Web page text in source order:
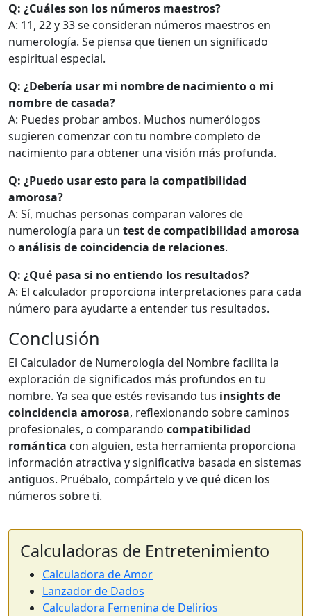
Q: ¿Cuáles son los números maestros?
A: 11, 22 y 33 se consideran números maestros en
numerología. Se piensa que tienen un significado
espiritual especial.
Q: ¿Debería usar mi nombre de nacimiento o mi
nombre de casada?
A: Puedes probar ambos. Muchos numerólogos
sugieren comenzar con tu nombre completo de
nacimiento para obtener una visión más profunda.
Q: ¿Puedo usar esto para la compatibilidad
amorosa?
A: Sí, muchas personas comparan valores de
numerología para un test de compatibilidad amorosa
o análisis de coincidencia de relaciones.
Q: ¿Qué pasa si no entiendo los resultados?
A: El calculador proporciona interpretaciones para cada
número para ayudarte a entender tus resultados.
Conclusión
El Calculador de Numerología del Nombre facilita la
exploración de significados más profundos en tu
nombre. Ya sea que estés revisando tus insights de
coincidencia amorosa, reflexionando sobre caminos
profesionales, o comparando compatibilidad
romántica con alguien, esta herramienta proporciona
información atractiva y significativa basada en sistemas
antiguos. Pruébalo, compártelo y ve qué dicen los
números sobre ti.
Calculadoras de Entretenimiento
Calculadora de Amor
Lanzador de Dados
Calculadora Femenina de Delirios